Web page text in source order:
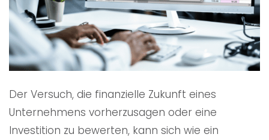
Der Versuch, die finanzielle Zukunft eines
Unternehmens vorherzusagen oder eine
Investition zu bewerten, kann sich wie ein